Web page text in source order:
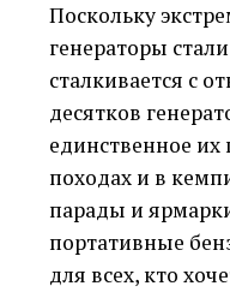
4) Предложите
Дефицит кадров
используя
использовать
Отдельно
рассмотрены
онлайн-магазина.
Безопасность
насколько
сделок и
Поскольку
генераторы
сталкивается с
десятков
единственное
походах и в
парады и
портативные
для всех, кто